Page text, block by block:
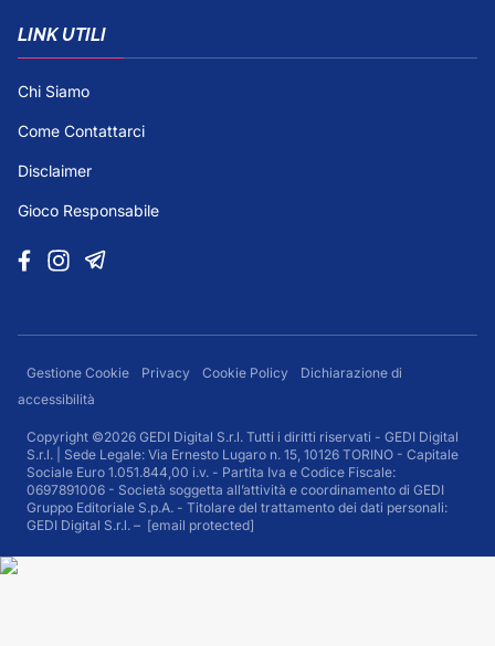
LINK UTILI
Chi Siamo
Come Contattarci
Disclaimer
Gioco Responsabile
Gestione Cookie Privacy Cookie Policy
Dichiarazione di
accessibilità
Copyright ©2026 GEDI Digital S.r.l. Tutti i diritti riservati - GEDI Digital
S.r.l. | Sede Legale: Via Ernesto Lugaro n. 15, 10126 TORINO - Capitale
Sociale Euro 1.051.844,00 i.v. - Partita Iva e Codice Fiscale:
0697891006 - Società soggetta all’attività e coordinamento di GEDI
Gruppo Editoriale S.p.A. - Titolare del trattamento dei dati personali:
GEDI Digital S.r.l. – [email protected]